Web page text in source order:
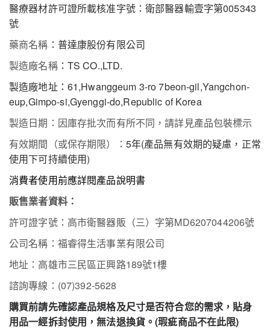
醫療器材許可證所載核准字號：衛部醫器輸壹字第005343
號
藥商名稱 ：普達康股份有限公司
製造廠名稱：TS CO.,LTD.
製造廠地址：61,Hwanggeum 3-ro 7beon-gil,Yangchon-
eup,Gimpo-si,Gyenggi-do,Republic of Korea
製造日期：因庫存批次而有所不同，請詳見產品包裝標示
有效期間（或保存期限）： 5年(產品無有效期的疑慮，正常
使用下可持續使用)
消費者使用前應詳閱產品說明書
販售業者資料：
許可證字號：高市衛醫器販（三）字第MD6207044206號
公司名稱：福睿得生活事業有限公司
地址：高雄市三民區正興路189號1樓
諮詢專線：(07)392-5628
購買前請先確認產品規格及尺寸是否符合您的需求，貼身
用品一經拆封使用，無法退換貨。(瑕疵商品不在此限)